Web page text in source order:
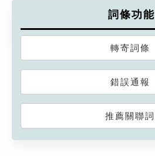
詞條功能
轉寄詞條
錯誤通報
推薦關聯詞